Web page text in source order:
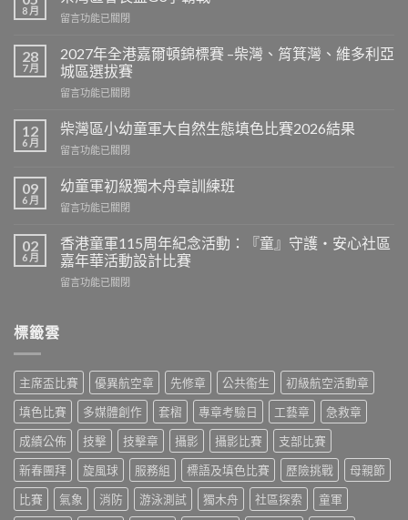
8 月
在
灣
區
會
長
G3
霸
中
留言功能已關閉
28
7 月
2027年全港嘉爾頓錦標賽 –柴灣、筲箕灣、維多利亞
城區選拔賽
在
年
全
港
爾
頓
錦
賽
–
柴
多
利
亞
城
區
選
拔
賽〉
中
留言功能已關閉
12
6 月
柴灣區小幼童軍大自然生態填色比賽2026結果
在
灣
區
小
童
軍
自
比
賽
2026
結
果〉
中
留言功能已關閉
09
6 月
幼童軍初級獨木舟章訓練班
在
童
軍
初
級
練
班〉
中
留言功能已關閉
02
6 月
香港童軍115周年紀念活動：『童』守護‧安心社區
嘉年華活動設計比賽
在
周
年
紀
念
活
動：
『童』
守
護‧
安
留言功能已關閉
標籤雲
主席盃比賽 優異航空章 先修章 公共䘙生
初級航空活動章
填色比賽
多媒體創作 套槢 專章考驗日 工藝章
急救章
成績公佈
技擊 技擊章 攝影 攝影比賽
支部比賽
新春團拜
旋風球 服務組 標語及填色比賽 歷險挑戰
母親節
比賽
氣象 消防 游泳測試 獨木舟 社區探索
童軍